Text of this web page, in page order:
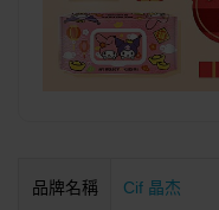
品牌名稱 Cif 晶杰